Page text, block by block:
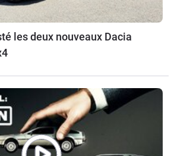
les deux nouveaux Dacia